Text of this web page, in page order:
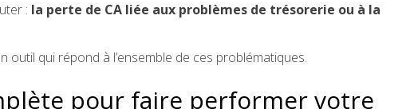
: la perte de CA liée aux problèmes de trésorerie ou à la
outil qui répond à l’ensemble de ces problématiques.
pour faire performer votre